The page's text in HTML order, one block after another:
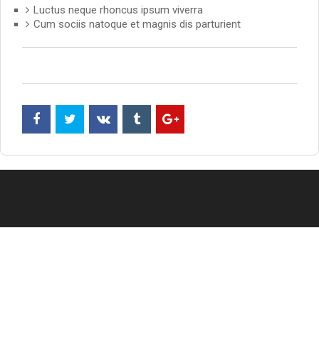
Luctus neque rhoncus ipsum viverra
Cum sociis natoque et magnis dis parturient